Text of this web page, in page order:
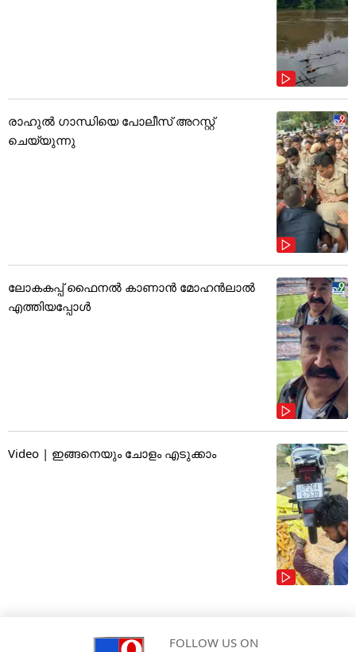
രാഹുൽ ഗാന്ധിയെ പോലീസ് അറസ്റ്റ്
ചെയ്യുന്നു
ലോകകപ്പ് ഫൈനൽ കാണാൻ മോഹൻലാൽ
എത്തിയപ്പോൾ
Video | ഇങ്ങനെയും ചോളം എടുക്കാം
FOLLOW US ON